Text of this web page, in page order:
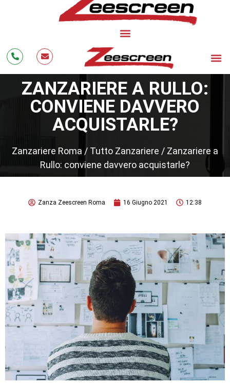
ZANZARIERE A RULLO:
CONVIENE DAVVERO
ACQUISTARLE?
Zanzariere Roma / Tutto Zanzariere / Zanzariere a
Rullo: conviene davvero acquistarle?
Zanza Zeescreen Roma 16 Giugno 2021 12:38